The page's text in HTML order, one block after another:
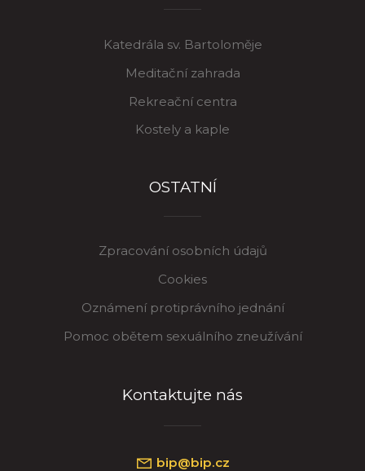
Katedrála sv. Bartoloměje
Meditační zahrada
Rekreační centra
Kostely a kaple
OSTATNÍ
Zpracování osobních údajů
Cookies
Oznámení protiprávního jednání
Pomoc obětem sexuálního zneužívání
Kontaktujte nás
bip@bip.cz